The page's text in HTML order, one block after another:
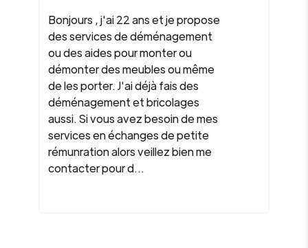
Bonjours , j'ai 22 ans et je propose
des services de déménagement
ou des aides pour monter ou
démonter des meubles ou même
de les porter. J'ai déjà fais des
déménagement et bricolages
aussi. Si vous avez besoin de mes
services en échanges de petite
rémunration alors veillez bien me
contacter pour d...